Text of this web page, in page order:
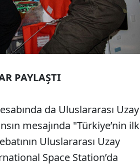
PAYLAŞTI
da Uluslararası Uzay
mesajında "Türkiye’nin ilk
Uluslararası Uzay
Space Station’da